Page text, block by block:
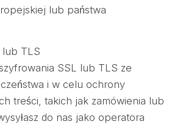
lub państwa
lub TLS
SSL lub TLS ze
i w celu ochrony
treści, takich jak zamówienia lub
do nas jako operatora